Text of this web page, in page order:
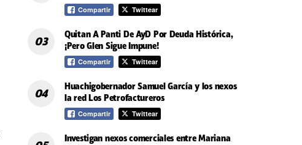
Compartir Twittear
Quitan A Panti De AyD Por Deuda Histórica,
¡Pero Glen Sigue Impune!
Compartir Twittear
Huachigobernador Samuel García y los nexos
la red Los Petrofactureros
Compartir Twittear
Investigan nexos comerciales entre Mariana